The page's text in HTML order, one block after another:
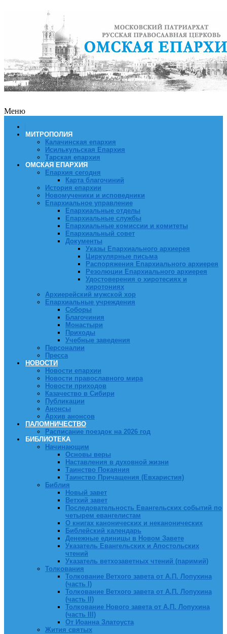
Меню
МИТРОПОЛИЯ
Калачинская епархия
Исилькульская Епархия
Тарская епархия
ОМСКАЯ ЕПАРХИЯ
Епархия сегодня
Карта благочиний
История епархии
Новомученики и исповедники
Епархиальное управление
Епархиальные отделы
Епархиальные службы
Епархиальные комиссии и комитеты
Епархиальный совет
Документы
Указы Епархиального архиерея
Циркулярные письма
Распоряжения Епархиального архиерея
Резолюции Епархиального архиерея
Удостоверения о хиротесиях и
хиротониях
Архиерейский мужской хор
Епархиальные учреждения
Соборы
Благочиния
Монастыри
Приходы
Учебные заведения
Персоналии
Пресса
НОВОСТИ
Новости епархии
Новости православного мира
Новости приходов
Казачество в Сибири
Публикации
Анонсы
Архив анонсов
ПАЛОМНИЧЕСТВО
Расписание поездок на 2026 год
БИБЛИОТЕКА
Начинающим
Основы веры
Наставления в духовной жизни
Таинство Покаяния
Таинство Причащения (Евхаристия)
Библия
Новый завет
Ветхий завет
Последовательность Евангельских событий по
четырем евангелистам
О книгах канонических и неканонических
Библейский календарь
Денежные единицы в Новом Завете
Указатель Евангельских и Апостольских
чтений
Указатель ветхозаветных чтений (паримий)
Толкования
Толкование Ветхого завета от А.П. Лопухина
(часть I)
Толкование Ветхого завета от А.П. Лопухина
(часть II)
Толкование Нового завета от А.П. Лопухина
(часть III)
От Иоанна Златоуста
Жития святых